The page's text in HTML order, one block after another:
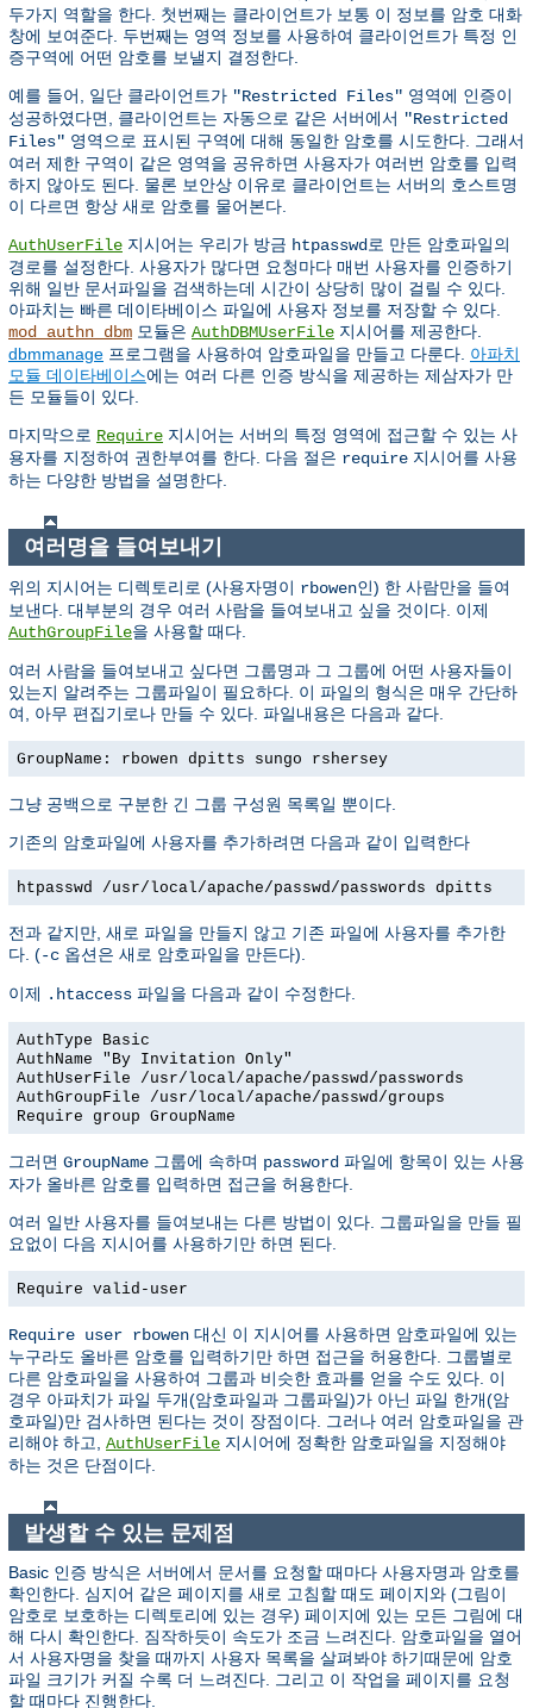
두가지 역할을 한다. 첫번째는 클라이언트가 보통 이 정보를 암호 대화
창에 보여준다. 두번째는 영역 정보를 사용하여 클라이언트가 특정 인
증구역에 어떤 암호를 보낼지 결정한다.
예를 들어, 일단 클라이언트가 "Restricted Files" 영역에 인증이
성공하였다면, 클라이언트는 자동으로 같은 서버에서 "Restricted
Files" 영역으로 표시된 구역에 대해 동일한 암호를 시도한다. 그래서
여러 제한 구역이 같은 영역을 공유하면 사용자가 여러번 암호를 입력
하지 않아도 된다. 물론 보안상 이유로 클라이언트는 서버의 호스트명
이 다르면 항상 새로 암호를 물어본다.
AuthUserFile 지시어는 우리가 방금 htpasswd 로 만든 암호파일의
경로를 설정한다. 사용자가 많다면 요청마다 매번 사용자를 인증하기
위해 일반 문서파일을 검색하는데 시간이 상당히 많이 걸릴 수 있다.
아파치는 빠른 데이타베이스 파일에 사용자 정보를 저장할 수 있다.
mod_authn_dbm 모듈은 AuthDBMUserFile 지시어를 제공한다.
dbmmanage 프로그램을 사용하여 암호파일을 만들고 다룬다. 아파치
모듈 데이타베이스에는 여러 다른 인증 방식을 제공하는 제삼자가 만
든 모듈들이 있다.
마지막으로 Require 지시어는 서버의 특정 영역에 접근할 수 있는 사
용자를 지정하여 권한부여를 한다. 다음 절은 require 지시어를 사용
하는 다양한 방법을 설명한다.
여러명을 들여보내기
위의 지시어는 디렉토리로 (사용자명이 rbowen인) 한 사람만을 들여
보낸다. 대부분의 경우 여러 사람을 들여보내고 싶을 것이다. 이제
AuthGroupFile을 사용할 때다.
여러 사람을 들여보내고 싶다면 그룹명과 그 그룹에 어떤 사용자들이
있는지 알려주는 그룹파일이 필요하다. 이 파일의 형식은 매우 간단하
여, 아무 편집기로나 만들 수 있다. 파일내용은 다음과 같다.
GroupName: rbowen dpitts sungo rshersey
그냥 공백으로 구분한 긴 그룹 구성원 목록일 뿐이다.
기존의 암호파일에 사용자를 추가하려면 다음과 같이 입력한다
htpasswd /usr/local/apache/passwd/passwords dpitts
전과 같지만, 새로 파일을 만들지 않고 기존 파일에 사용자를 추가한
다. (-c 옵션은 새로 암호파일을 만든다).
이제 .htaccess 파일을 다음과 같이 수정한다.
AuthType Basic
AuthName "By Invitation Only"
AuthUserFile /usr/local/apache/passwd/passwords
AuthGroupFile /usr/local/apache/passwd/groups
Require group GroupName
그러면 GroupName 그룹에 속하며 password 파일에 항목이 있는 사용
자가 올바른 암호를 입력하면 접근을 허용한다.
여러 일반 사용자를 들여보내는 다른 방법이 있다. 그룹파일을 만들 필
요없이 다음 지시어를 사용하기만 하면 된다.
Require valid-user
Require user rbowen 대신 이 지시어를 사용하면 암호파일에 있는
누구라도 올바른 암호를 입력하기만 하면 접근을 허용한다. 그룹별로
다른 암호파일을 사용하여 그룹과 비슷한 효과를 얻을 수도 있다. 이
경우 아파치가 파일 두개(암호파일과 그룹파일)가 아닌 파일 한개(암
호파일)만 검사하면 된다는 것이 장점이다. 그러나 여러 암호파일을 관
리해야 하고, AuthUserFile 지시어에 정확한 암호파일을 지정해야
하는 것은 단점이다.
발생할 수 있는 문제점
Basic 인증 방식은 서버에서 문서를 요청할 때마다 사용자명과 암호를
확인한다. 심지어 같은 페이지를 새로 고침할 때도 페이지와 (그림이
암호로 보호하는 디렉토리에 있는 경우) 페이지에 있는 모든 그림에 대
해 다시 확인한다. 짐작하듯이 속도가 조금 느려진다. 암호파일을 열어
서 사용자명을 찾을 때까지 사용자 목록을 살펴봐야 하기때문에 암호
파일 크기가 커질 수록 더 느려진다. 그리고 이 작업을 페이지를 요청
할 때마다 진행한다.